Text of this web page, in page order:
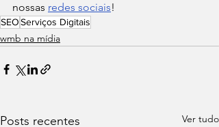
nossas redes sociais!
SEOServiços Digitais
wmb na mídia
Posts recentes Ver tudo